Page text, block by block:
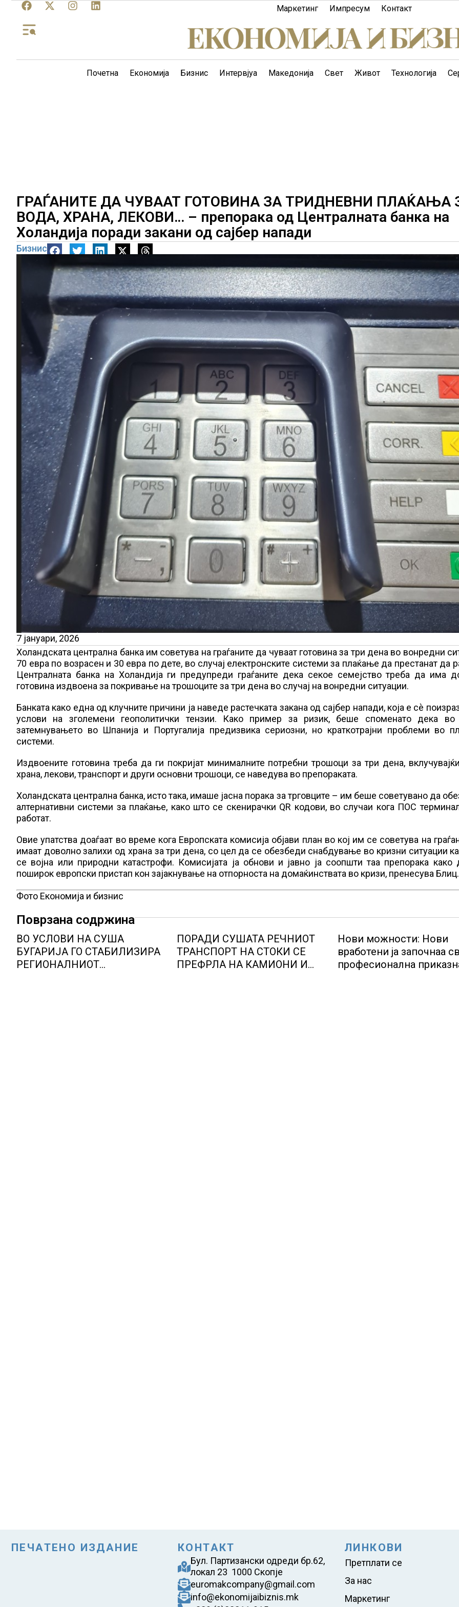
Маркетинг Импресум Контакт
Почетна Економија Бизнис Интервјуа Македонија Свет Живот Технологија
ГРАЃАНИТЕ ДА ЧУВААТ ГОТОВИНА ЗА ТРИДНЕВНИ ПЛАЌАЊА
ВОДА, ХРАНА, ЛЕКОВИ… – препорака од Централната банка на
Холандија поради закани од сајбер напади
Бизнис
7 јануари, 2026
Холандската централна банка им советува на граѓаните да чуваат готовина за три дена во вонредни
70 евра по возрасен и 30 евра по дете, во случај електронските системи за плаќање да престанат да
Централната банка на Холандија ги предупреди граѓаните дека секое семејство треба да има
готовина издвоена за покривање на трошоците за три дена во случај на вонредни ситуации.
Банката како една од клучните причини ја наведе растечката закана од сајбер напади, која е сè
услови на зголемени геополитички тензии. Како пример за ризик, беше споменато дека во
затемнувањето во Шпанија и Португалија предизвика сериозни, но краткотрајни проблеми во
системи.
Издвоените готовина треба да ги покријат минималните потребни трошоци за три дена,
храна, лекови, транспорт и други основни трошоци, се наведува во препораката.
Холандската централна банка, исто така, имаше јасна порака за трговците – им беше советувано да
алтернативни системи за плаќање, како што се скенирачки QR кодови, во случаи кога ПОС
работат.
Овие упатства доаѓаат во време кога Европската комисија објави план во кој им се советува на
имаат доволно залихи од храна за три дена, со цел да се обезбеди снабдување во кризни ситуации
се војна или природни катастрофи. Комисијата ја обнови и јавно ја соопшти таа препорака како
поширок европски пристап кон зајакнување на отпорноста на домаќинствата во кризи, пренесува Блиц.
Фото Економија и бизнис
Поврзана содржина
ВО УСЛОВИ НА СУША
БУГАРИЈА ГО СТАБИЛИЗИРА
РЕГИОНАЛНИОТ
ПОРАДИ СУШАТА РЕЧНИОТ
ТРАНСПОРТ НА СТОКИ СЕ
ПРЕФРЛА НА КАМИОНИ И
Нови можности: Нови
вработени ја започнаа
професионална
ПЕЧАТЕНО ИЗДАНИЕ КОНТАКТ
Бул. Партизански одреди бр.62,
локал 23 1000 Скопје
euromakcompany@gmail.com
info@ekonomijaibiznis.mk
ЛИНКОВИ
Претплати се
За нас
Маркетинг